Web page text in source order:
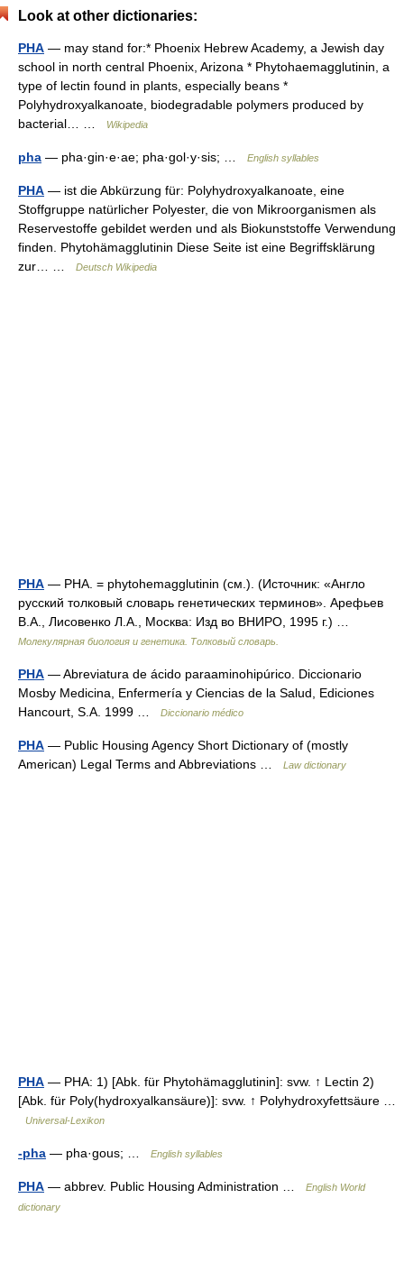
Look at other dictionaries:
PHA — may stand for:* Phoenix Hebrew Academy, a Jewish day
school in north central Phoenix, Arizona * Phytohaemagglutinin, a
type of lectin found in plants, especially beans *
Polyhydroxyalkanoate, biodegradable polymers produced by
bacterial… …
Wikipedia
pha — pha·gin·e·ae; pha·gol·y·sis; … English syllables
PHA — ist die Abkürzung für: Polyhydroxyalkanoate, eine
Stoffgruppe natürlicher Polyester, die von Mikroorganismen als
Reservestoffe gebildet werden und als Biokunststoffe Verwendung
finden. Phytohämagglutinin Diese Seite ist eine Begriffsklärung
zur… …
Deutsch Wikipedia
PHA — PHA. = phytohemagglutinin (см.). (Источник: «Англо
русский толковый словарь генетических терминов». Арефьев
В.А., Лисовенко Л.А., Москва: Изд во ВНИРО, 1995 г.) …
Молекулярная биология и генетика. Толковый словарь.
PHA — Abreviatura de ácido paraaminohipúrico. Diccionario
Mosby Medicina, Enfermería y Ciencias de la Salud, Ediciones
Hancourt, S.A. 1999 …
Diccionario médico
PHA — Public Housing Agency Short Dictionary of (mostly
American) Legal Terms and Abbreviations …
Law dictionary
PHA — PHA: 1) [Abk. für Phytohämagglutinin]: svw. ↑ Lectin 2)
[Abk. für Poly(hydroxyalkansäure)]: svw. ↑ Polyhydroxyfettsäure …
Universal-Lexikon
-pha — pha·gous; … English syllables
PHA — abbrev. Public Housing Administration …
English World
dictionary